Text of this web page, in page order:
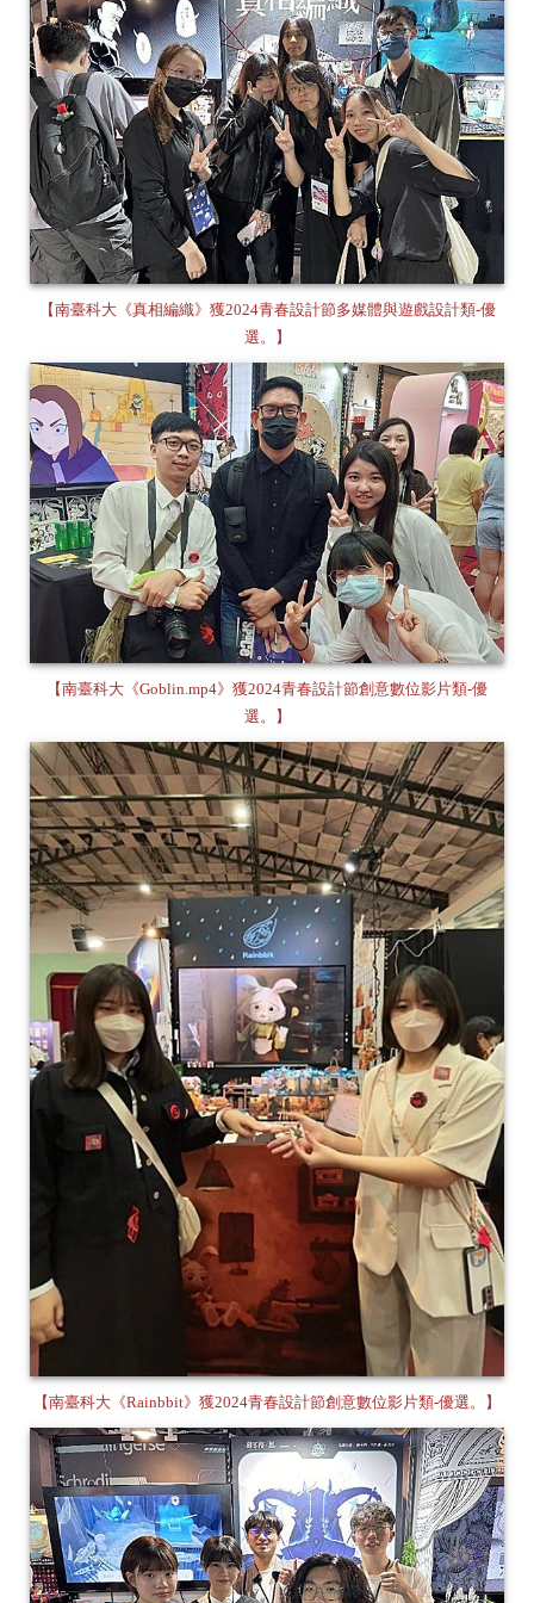
【南臺科大《真相編織》獲2024青春設計節多媒體與遊戲設計類-優
選。】
【南臺科大《Goblin.mp4》獲2024青春設計節創意數位影片類-優
選。】
【南臺科大《Rainbbit》獲2024青春設計節創意數位影片類-優選。】